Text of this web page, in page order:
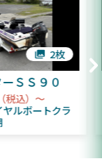
９０
～
トクラ
2枚
アーク